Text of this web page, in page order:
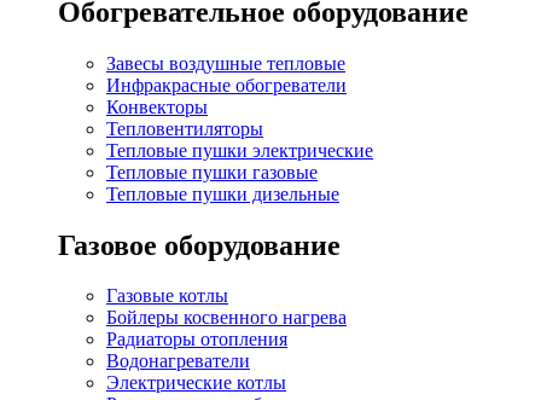
Обогревательное оборудование
Завесы воздушные тепловые
Инфракрасные обогреватели
Конвекторы
Тепловентиляторы
Тепловые пушки электрические
Тепловые пушки газовые
Тепловые пушки дизельные
Газовое оборудование
Газовые котлы
Бойлеры косвенного нагрева
Радиаторы отопления
Водонагреватели
Электрические котлы